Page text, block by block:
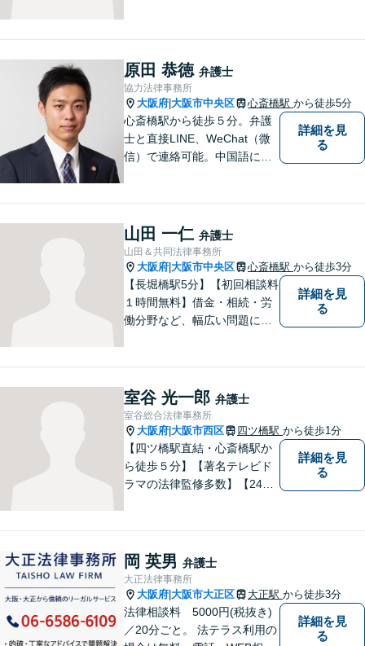
原田 恭徳 弁護士
協力法律事務所
大阪府 大阪市中央区 心斎橋駅 から徒歩5分
心斎橋駅から徒歩５分。弁護
士と直接LINE、WeChat（微
信）で連絡可能。中国語にも
法律サポートを提供します
詳細を見
る
山田 一仁 弁護士
山田＆共同法律事務所
大阪府 大阪市中央区 心斎橋駅 から徒歩3分
【長堀橋駅5分】【初回相談料
１時間無料】借金・相続・労
働分野など、幅広い問題に精
方に感謝していただけるよう
尽力いたします！
詳細を見
る
室谷 光一郎 弁護士
室谷総合法律事務所
大阪府 大阪市西区 四ツ橋駅 から徒歩1分
【四ツ橋駅直結・心斎橋駅か
ら徒歩５分】【著名テレビド
ラマの法律監修多数】【24時
強く意識しております！
詳細を見
る
岡 英男 弁護士
大正法律事務所
大阪府 大阪市大正区 大正駅 から徒歩3分
法律相談料 5000円(税抜き)
／20分ごと。 法テラス利用の
詳細を見
る